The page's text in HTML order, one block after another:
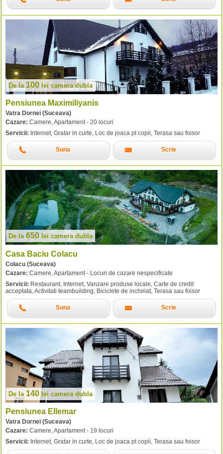
De la 100 lei camera dubla
Pensiunea Maximiliyanis
Vatra Dornei (Suceava)
Cazare: Camere, Apartament - 20 locuri
Servicii: Internet, Gratar in curte, Loc de joaca pt copii, Terasa sau foisor
Suna Scrie
De la 650 lei camera dubla
Casa Baciu Colacu
Colacu (Suceava)
Cazare: Camere, Apartament - Locuri de cazare nespecificate
Servicii: Restaurant, Internet, Vanzare produse locale, Carte de credit
acceptata, Activitati teambuilding, Biciclete de inchiriat, Terasa sau foisor
Suna Scrie
De la 140 lei camera dubla
Pensiunea Ellemar
Vatra Dornei (Suceava)
Cazare: Camere, Apartament - 19 locuri
Servicii: Internet, Gratar in curte, Loc de joaca pt copii, Terasa sau foisor